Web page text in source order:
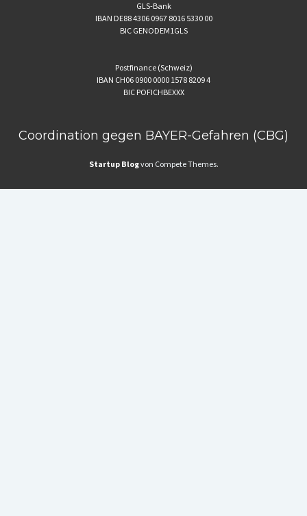
GLS-Bank
IBAN DE88 4306 0967 8016 5330 00
BIC GENODEM1GLS
Postfinance (Schweiz)
IBAN CH06 0900 0000 1578 8209 4
BIC POFICHBEXXX
Coordination gegen BAYER-Gefahren (CBG)
Startup Blogvon Compete Themes.